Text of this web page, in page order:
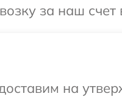
за наш счет
на